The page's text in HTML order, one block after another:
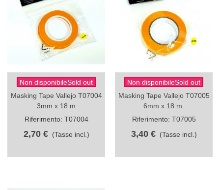
Non disponibileSold out
Masking Tape Vallejo T07004
3mm x 18 m
Riferimento: T07004
2,70 € (Tasse incl.)
Non disponibileSold out
Masking Tape Vallejo T07005
6mm x 18 m.
Riferimento: T07005
3,40 € (Tasse incl.)